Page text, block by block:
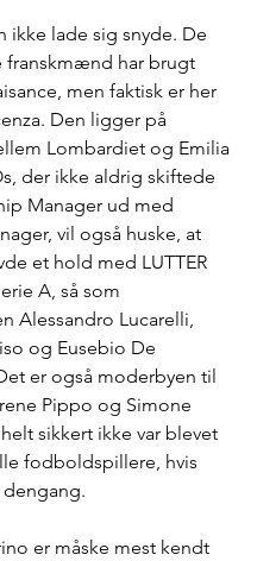
ikke lade sig snyde. De
franskmænd har brugt
men faktisk er her
Den ligger på
Lombardiet og Emilia
der ikke aldrig skiftede
Manager ud med
vil også huske, at
et hold med LUTTER
A, så som
Alessandro Lucarelli,
og Eusebio De
er også moderbyen til
Pippo og Simone
sikkert ikke var blevet
fodboldspillere, hvis
dengang.
er måske mest kendt